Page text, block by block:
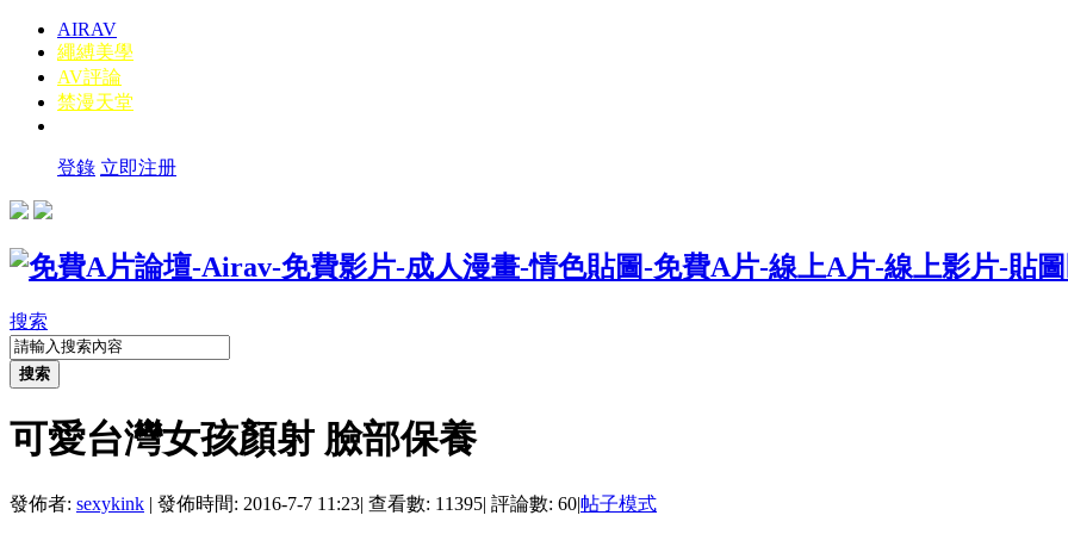
AIRAV
繩縛美學
AV評論
禁漫天堂
登錄 立即注册
搜索
搜索
可愛台灣女孩顏射 臉部保養
發佈者: sexykink | 發佈時間: 2016-7-7 11:23| 查看數: 11395| 評論數: 60|帖子模式